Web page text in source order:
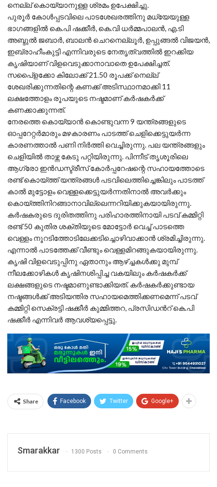
നെല്ല് കൊയ്യാനുള്ള ശ്രമം ഉപേക്ഷിച്ചു.
പുരൂര്‍ കോള്‍പ്പടവിലെ പാടശേഖരത്തിനു മധ്യേയുള്ള
ഭാഗങ്ങളില്‍ കെ.പി ഷക്കീര്‍, കെ.വി ധര്‍മ്മപാലന്‍, എ.ടി
അബ്ദുല്‍ ജബാര്‍, ബാലന്‍ ചെറനെല്ലൂര്‍, ഉപ്പുങ്ങല്‍ വിജയന്‍,
ഇബ്രാഹീംകുട്ടി എന്നിവരുടെ നേതൃത്വത്തില്‍ ഇറക്കിയ
കൃഷിയാണ് വിളവെടുക്കാനാവാതെ ഉപേക്ഷിച്ചത്.
സപൈ്ളക്കോ കിലോക്ക് 21.50 രൂപക്ക് നെല്ല്
ശേഖരിക്കുന്നതിന്റെ കണക്ക് അടിസ്ഥാനമാക്കി 11
ലക്ഷത്തോളം രൂപയുടെ നഷ്ടമാണ് കര്‍ഷകര്‍ക്ക്
കണക്കാക്കുന്നത്.
നേരത്തെ കൊയ്യാന്‍ കൊണ്ടുവന്ന 9 യന്ത്രങ്ങളുടെ
ഓപ്പറേറ്റര്‍മാരും മഴകാരണം പാടത്ത് ചെളിക്കെട്ടുയര്‍ന്ന
കാരണത്താല്‍ പണി നിര്‍ത്തി വെച്ചിരുന്നു. പല യന്ത്രങ്ങളും
ചെളിയില്‍ താഴ്ന്ന കേടു പറ്റിയിരുന്നു. പിന്നീട് തൃശൂരിലെ
ആഗ്രോ ഇന്‍ഡസ്ട്രീസ് കോര്‍പ്പറേഷന്റെ സഹായത്തോടെ
രണ്ട് കൊയ്ത്ത് യന്ത്രങ്ങള്‍ പടവിലെത്തിച്ചെങ്കിലും പാടത്ത്
കാല്‍ മുട്ടോളം വെള്ളക്കെട്ടുയര്‍ന്നതിനാല്‍ അവര്‍ക്കും
കൊയ്ത്തിനിറങ്ങാനാവില്ലെന്നറിയിക്കുകയായിരുന്നു.
കര്‍ഷകരുടെ ദുരിതത്തിനു പരിഹാരത്തിനായി പടവ് കമ്മിറ്റി
രണ്ട് 50 കുതിര ശക്തിയുടെ മോട്ടോര്‍ വെച്ച് പാടത്തെ
വെള്ളം നൂറടിത്തോടിലേക്കടിച്ചൊഴിവാക്കാന്‍ ശ്രമിച്ചിരുന്നു.
എന്നാല്‍ പാടത്തേക്ക് വീണ്ടും വെള്ളമിറങ്ങുകയായിരുന്നു.
കൃഷി വിളവെടുപ്പിനു ഏതാനും ആഴ്ച്ചകള്‍ക്കു മുമ്പ്
നീലക്കോഴികള്‍ കൃഷിനശിപ്പിച്ച വകയിലും കര്‍ഷകര്‍ക്ക്
ലക്ഷങ്ങളുടെ നഷ്ടമാണുണ്ടാക്കിയത്. കര്‍ഷകര്‍ക്കുണ്ടായ
നഷ്ടങ്ങള്‍ക്ക് അടിയന്തിര സഹായമെത്തിക്കണമെന്ന് പടവ്
കമ്മിറ്റി സെക്രട്ടി ഷക്കീര്‍ കുമ്മിത്തറ, പ്രസിഡന്‍റ് കെ.പി
ഷക്കീര്‍ എന്നിവര്‍ ആവശ്യപ്പെട്ടു.
Share Facebook Twitter Google+
Smarakkar 1300 Posts 0 Comments